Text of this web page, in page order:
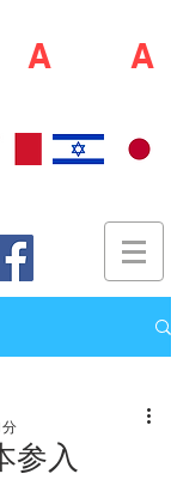
A A
参入
分